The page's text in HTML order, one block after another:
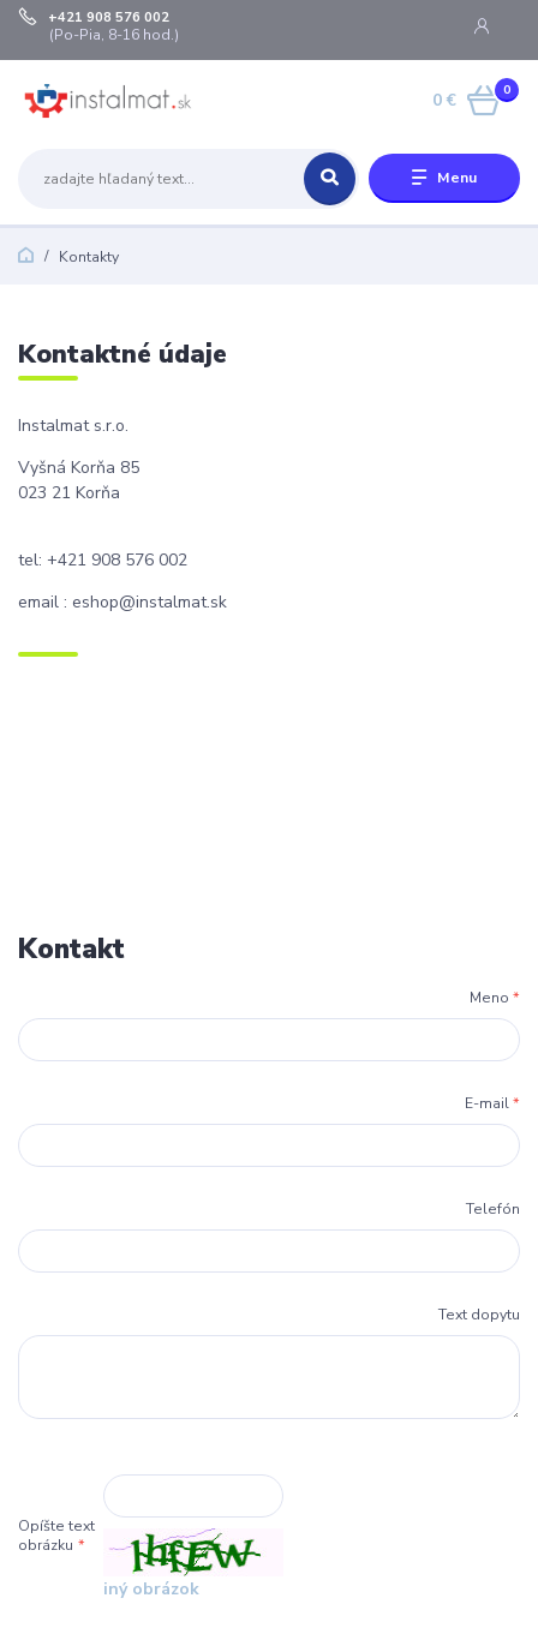
Menu
+421 908 576 002
(Po-Pia, 8-16 hod.)
0
0 €
Kontakty
Kontaktné údaje
Instalmat s.r.o.
Vyšná Korňa 85
023 21 Korňa
tel: +421 908 576 002
email : eshop@instalmat.sk
Kontakt
Meno *
E-mail*
Telefón
Text dopytu
Opíšte text
obrázku *
iný obrázok